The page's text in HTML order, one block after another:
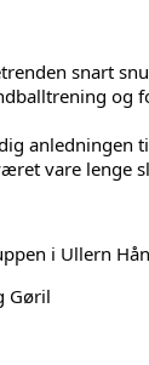
snart
og
anledningen
vare lenge
i Ullern
Gøril